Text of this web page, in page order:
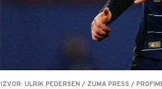
IZVOR: ULRIK PEDERSEN / ZUMA PRESS /